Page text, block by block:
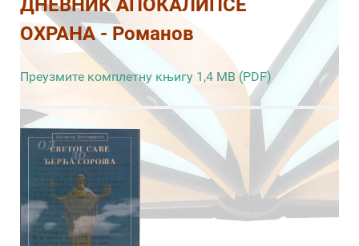
ДНЕВНИК АПОКАЛИПСЕ
ОХРАНА - Романов
Преузмите комплетну књигу 1,4 MB (PDF)